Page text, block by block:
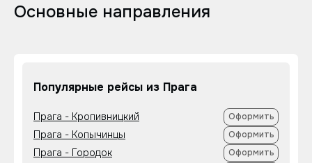
Основные направления
Популярные рейсы из Прага
Прага - Кропивницкий Оформить
Прага - Копычинцы Оформить
Прага - Городок Оформить